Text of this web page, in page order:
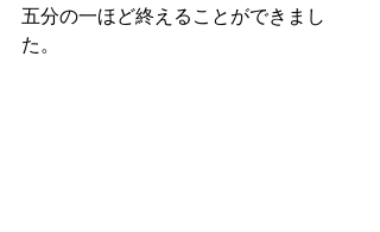
五分の一ほど終えることができまし
た。